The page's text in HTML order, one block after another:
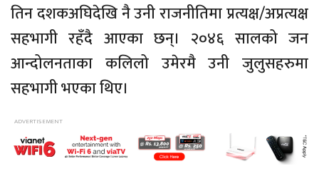
तिन दशकअघिदेखि नै उनी राजनीतिमा प्रत्यक्ष/अप्रत्यक्ष
सहभागी रहँदै आएका छन्। २०४६ सालको जन
आन्दोलनताका कलिलो उमेरमै उनी जुलुसहरुमा
सहभागी भएका थिए।